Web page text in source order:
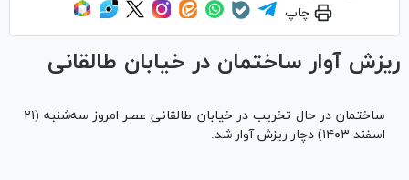
چاپ
ریزش آوار ساختمان در خیابان طالقانی
ساختمان در حال تخریب در خیابان طالقانی عصر امروز سه‌شنبه (۲۱
اسفند ۱۴۰۳) دچار ریزش آوار شد.